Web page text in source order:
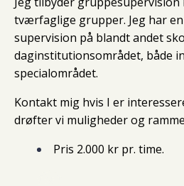
tværfaglige grupper. Jeg har
supervision på blandt andet
daginstitutionsområdet, både
specialområdet.
Kontakt mig hvis I er
drøfter vi muligheder og
Pris 2.000 kr pr. time.